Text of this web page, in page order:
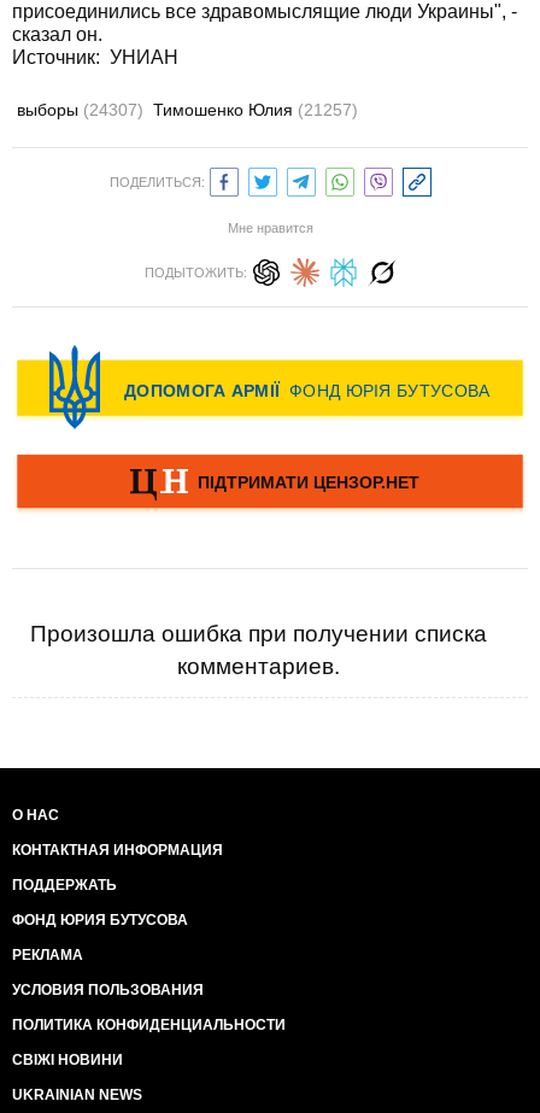
присоединились все здравомыслящие люди Украины", -
сказал он.
Источник: УНИАН
выборы (24307) Тимошенко Юлия (21257)
ПОДЕЛИТЬСЯ:
Мне нравится
ПОДЫТОЖИТЬ:
Произошла ошибка при получении списка
комментариев.
О НАС
КОНТАКТНАЯ ИНФОРМАЦИЯ
ПОДДЕРЖАТЬ
ФОНД ЮРИЯ БУТУСОВА
РЕКЛАМА
УСЛОВИЯ ПОЛЬЗОВАНИЯ
ПОЛИТИКА КОНФИДЕНЦИАЛЬНОСТИ
СВІЖІ НОВИНИ
UKRAINIAN NEWS